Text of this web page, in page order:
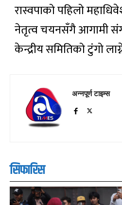
रास्वपाको पहिलो
नेतृत्व चयनसँगै आगामी
केन्द्रीय समितिको टुंगो
अन्नपूर्ण टाइम्स
सिफारिस